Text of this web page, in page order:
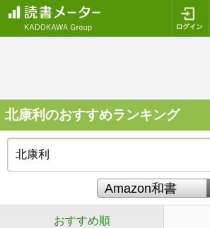
北康利のおすすめランキング
おすすめ順